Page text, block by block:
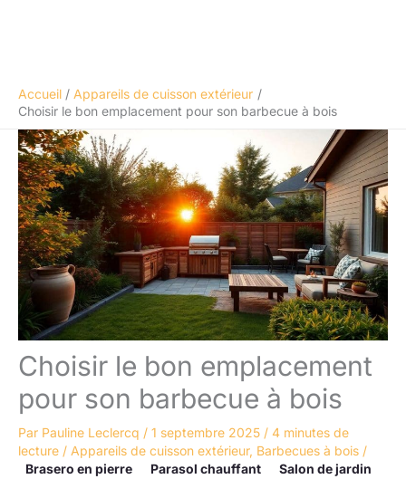
Accueil
Appareils de cuisson extérieur
Choisir le bon emplacement pour son barbecue à bois
Choisir le bon emplacement
pour son barbecue à bois
Par Pauline Leclercq / 1 septembre 2025 / 4 minutes de
lecture / Appareils de cuisson extérieur, Barbecues à bois /
Brasero en pierre
Parasol chauffant Salon de jardin